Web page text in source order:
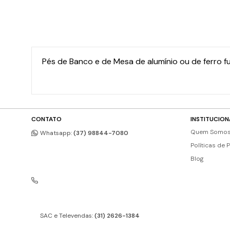
Pés de Banco e de Mesa de alumínio ou de ferro
CONTATO
Whatsapp:(37) 98844-7080
SAC e Televendas:(31) 2626-1384
Quem Somos
Políticas de
Blog